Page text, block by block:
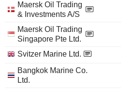
Maersk Oil Trading
& Investments A/S
Maersk Oil Trading
Singapore Pte Ltd.
Svitzer Marine Ltd.
Bangkok Marine Co.
Ltd.